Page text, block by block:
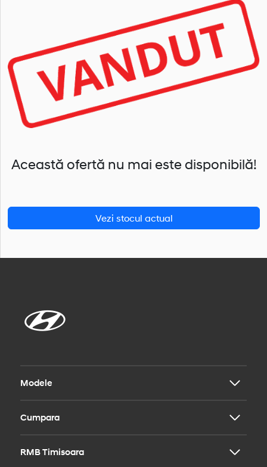
Această ofertă nu mai este disponibilă!
Vezi stocul actual
Modele
i20
i30 Fastback
Cumpara
Modele
RMB Timisoara